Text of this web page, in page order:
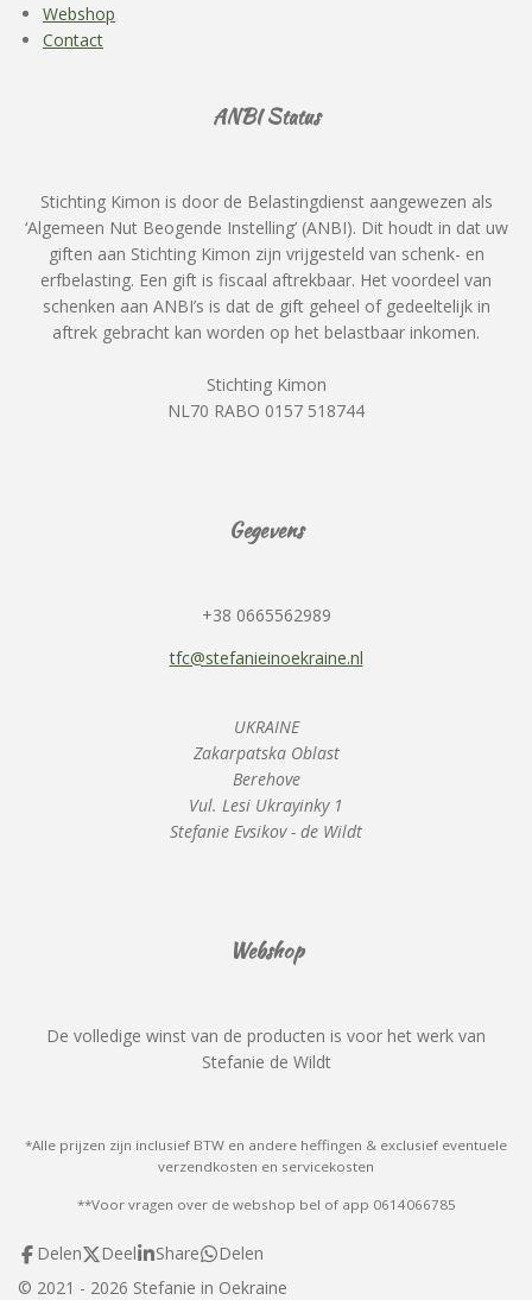
Webshop
Contact
ANBI Status
Stichting Kimon is door de Belastingdienst aangewezen als
‘Algemeen Nut Beogende Instelling’ (ANBI). Dit houdt in dat uw
giften aan Stichting Kimon zijn vrijgesteld van schenk- en
erfbelasting. Een gift is fiscaal aftrekbaar. Het voordeel van
schenken aan ANBI’s is dat de gift geheel of gedeeltelijk in
aftrek gebracht kan worden op het belastbaar inkomen.
Stichting Kimon
NL70 RABO 0157 518744
Gegevens
+38 0665562989
tfc@stefanieinoekraine.nl
UKRAINE
Zakarpatska Oblast
Berehove
Vul. Lesi Ukrayinky 1
Stefanie Evsikov - de Wildt
Webshop
De volledige winst van de producten is voor het werk van
Stefanie de Wildt
*Alle prijzen zijn inclusief BTW en andere heffingen & exclusief eventuele
verzendkosten en servicekosten
**Voor vragen over de webshop bel of app 0614066785
Delen Deel Share
Delen
© 2021 - 2026 Stefanie in Oekraine